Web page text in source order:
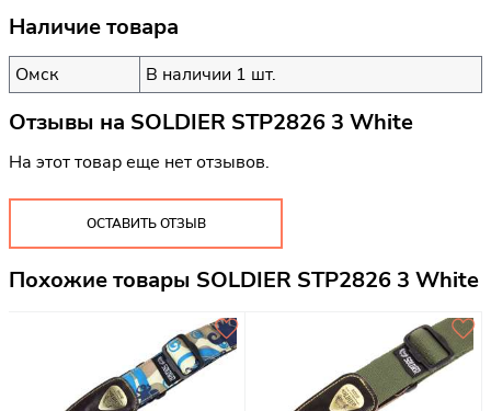
Наличие товара
Омск В наличии 1 шт.
Отзывы на SOLDIER STP2826 3 White
На этот товар еще нет отзывов.
ОСТАВИТЬ ОТЗЫВ
Похожие товары SOLDIER STP2826 3 White